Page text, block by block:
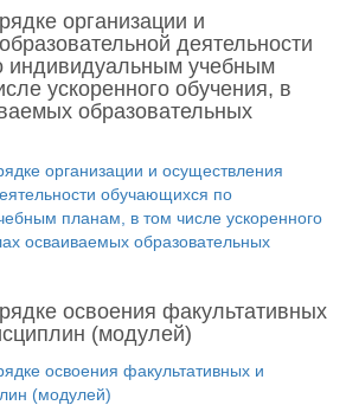
организации и
деятельности
индивидуальным учебным
ускоренного обучения, в
образовательных
организации и осуществления
обучающихся по
планам, в том числе ускоренного
осваиваемых образовательных
освоения факультативных
(модулей)
освоения факультативных и
(модулей)